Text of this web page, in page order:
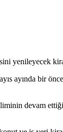
yenileyecek
ayında bir
devam